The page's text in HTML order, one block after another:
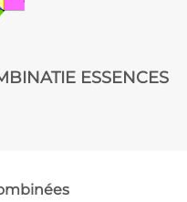
ESSENCES